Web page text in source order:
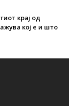
крај од
кој е и што